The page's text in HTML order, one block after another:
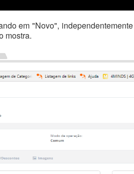
em "Novo",
mostra.